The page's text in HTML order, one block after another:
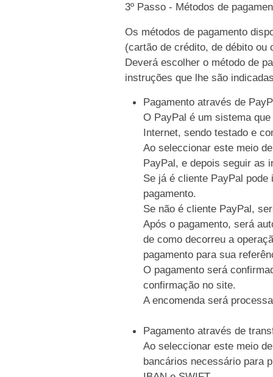
3º Passo - Métodos de
Os métodos de pagamento
(cartão de crédito, de débito ou
Deverá escolher o método de
instruções que lhe são
Pagamento através de
O PayPal é um sistema
Internet, sendo testado e
Ao seleccionar este meio
PayPal, e depois seguir as
Se já é cliente PayPal
pagamento.
Se não é cliente PayPal,
Após o pagamento, será
de como decorreu a
pagamento para sua
O pagamento será
confirmação no site.
A encomenda será
Pagamento através de
Ao seleccionar este meio
bancários necessário para